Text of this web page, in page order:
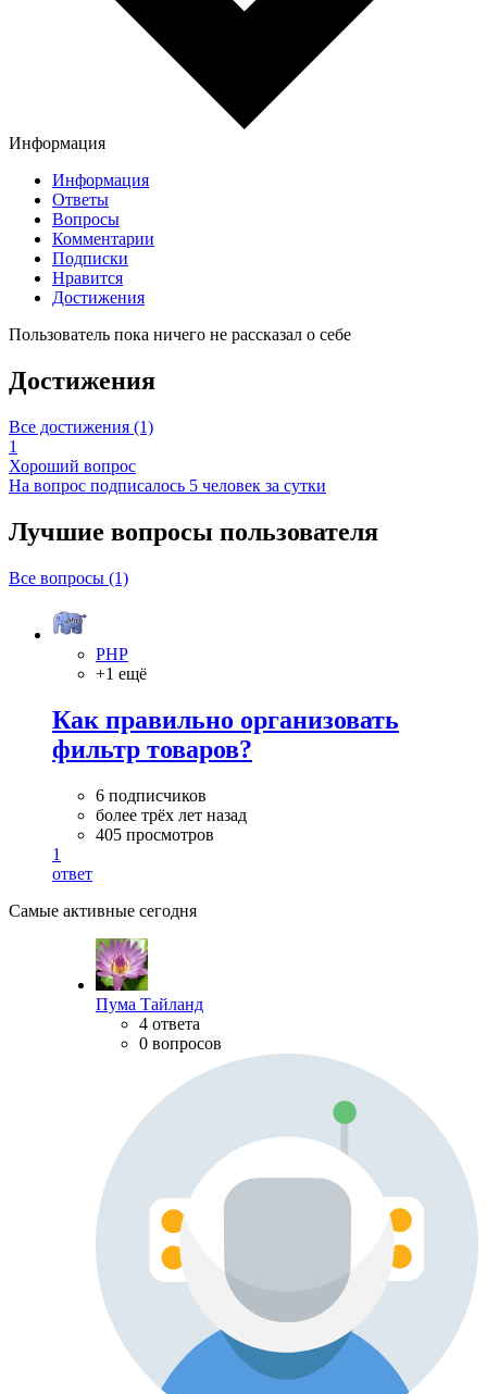
Информация
Информация
Ответы
Вопросы
Комментарии
Подписки
Нравится
Достижения
Пользователь пока ничего не рассказал о себе
Достижения
Все достижения (1)
1
Хороший вопрос
На вопрос подписалось 5 человек за сутки
Лучшие вопросы пользователя
Все вопросы (1)
PHP
+1 ещё
Как правильно организовать
фильтр товаров?
6 подписчиков
более трёх лет назад
405 просмотров
1
ответ
Самые активные сегодня
Пума Тайланд
4 ответа
0 вопросов